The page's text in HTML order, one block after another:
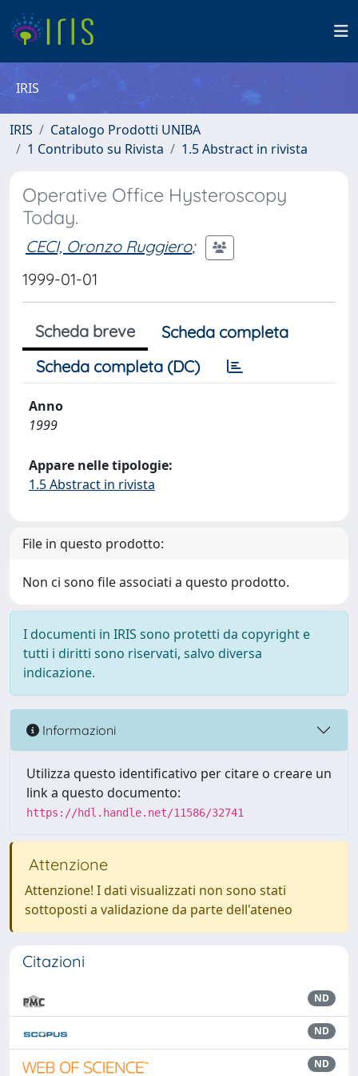
IRIS
IRIS
Catalogo Prodotti UNIBA
1 Contributo su Rivista
1.5 Abstract in rivista
Operative Office Hysteroscopy
Today.
CECI, Oronzo Ruggiero;
1999-01-01
Scheda breve
Scheda completa
Scheda completa (DC)
Anno
1999
Appare nelle tipologie:
1.5 Abstract in rivista
File in questo prodotto:
Non ci sono file associati a questo prodotto.
I documenti in IRIS sono protetti da copyright e
tutti i diritti sono riservati, salvo diversa
indicazione.
Informazioni
Utilizza questo identificativo per citare o creare un
link a questo documento:
https://hdl.handle.net/11586/32741
Attenzione
Attenzione! I dati visualizzati non sono stati
sottoposti a validazione da parte dell'ateneo
Citazioni
ND
ND
ND